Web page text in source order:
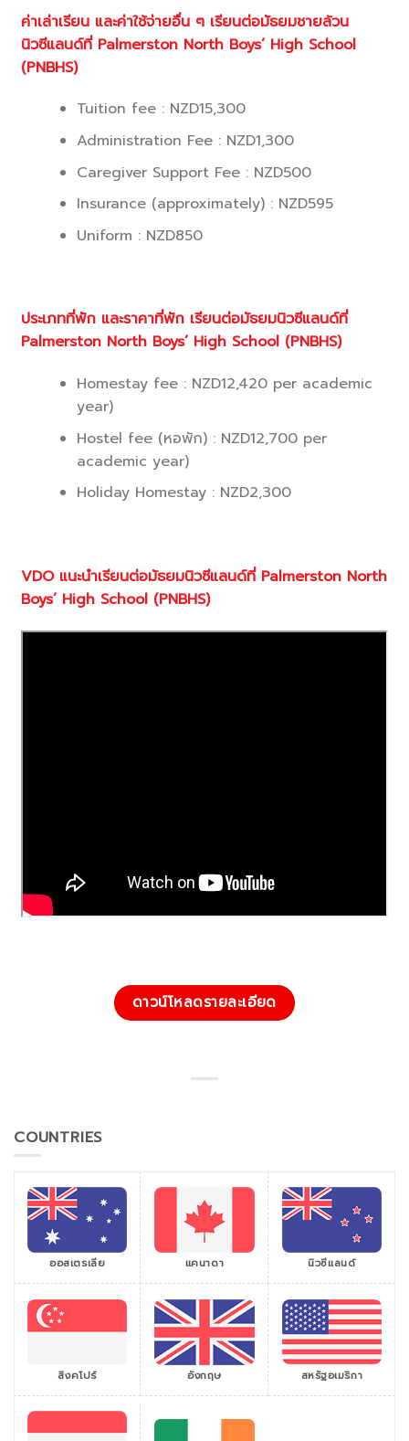
ค่าเล่าเรียน และค่าใช้จ่ายอื่น ๆ เรียนต่อมัธยมชายล้วน
นิวซีแลนด์ที่ Palmerston North Boys’ High School
(PNBHS)
Tuition fee : NZD15,300
Administration Fee : NZD1,300
Caregiver Support Fee : NZD500
Insurance (approximately) : NZD595
Uniform : NZD850
ประเภทที่พัก และราคาที่พัก เรียนต่อมัธยมนิวซีแลนด์ที่
Palmerston North Boys’ High School (PNBHS)
Homestay fee : NZD12,420 per academic
year)
Hostel fee (หอพัก) : NZD12,700 per
academic year)
Holiday Homestay : NZD2,300
VDO แนะนำเรียนต่อมัธยมนิวซีแลนด์ที่ Palmerston North
Boys’ High School (PNBHS)
ดาวน์โหลดรายละเอียด
COUNTRIES
ออสเตรเลีย แคนาดา นิวซีแลนด์
สิงคโปร์ อังกฤษ สหรัฐอเมริกา